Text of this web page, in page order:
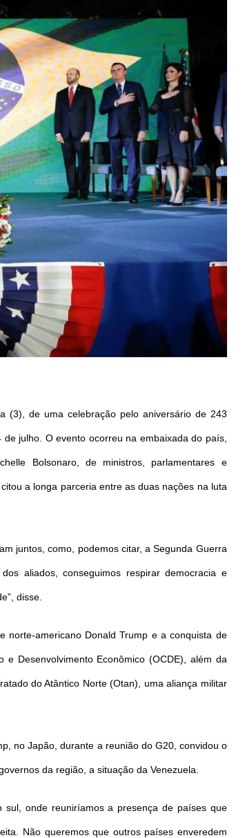
(3), de uma celebração pelo aniversário de 243
julho. O evento ocorreu na embaixada do país,
Bolsonaro, de ministros, parlamentares e
a longa parceria entre as duas nações na luta
juntos, como, podemos citar, a Segunda Guerra
aliados, conseguimos respirar democracia e
disse.
norte-americano Donald Trump e a conquista de
Desenvolvimento Econômico (OCDE), além da
do Atântico Norte (Otan), uma aliança militar
no Japão, durante a reunião do G20, convidou o
da região, a situação da Venezuela.
sul, onde reuniríamos a presença de países que
Não queremos que outros países enveredem